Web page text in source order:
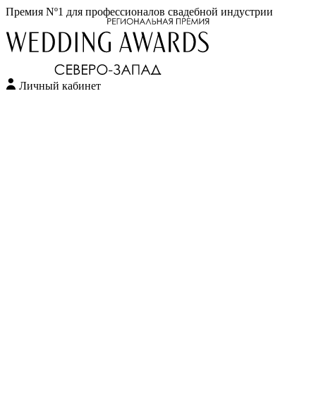
Премия Nº1 для профессионалов свадебной индустрии
Личный кабинет